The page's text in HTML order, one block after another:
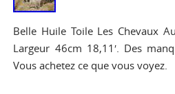
Belle Huile Toile Les Chevaux
Largeur 46cm 18,11′. Des
Vous achetez ce que vous voyez.